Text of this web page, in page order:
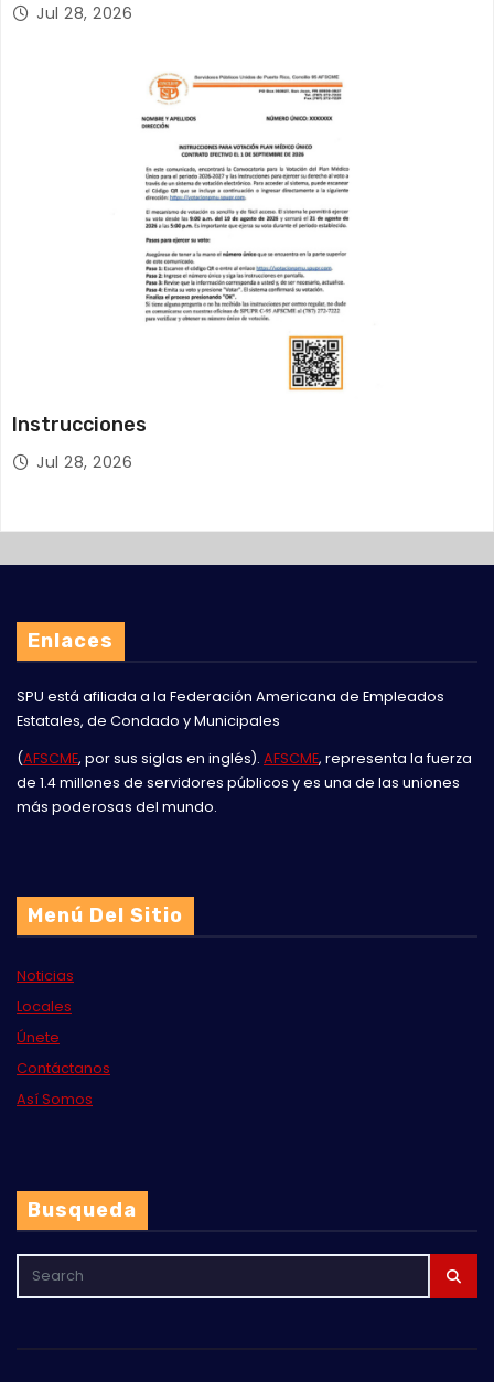
Jul 28, 2026
Instrucciones
Jul 28, 2026
Enlaces
SPU está afiliada a la Federación Americana de Empleados
Estatales, de Condado y Municipales
(AFSCME, por sus siglas en inglés). AFSCME, representa la fuerza
de 1.4 millones de servidores públicos y es una de las uniones
más poderosas del mundo.
Menú Del Sitio
Noticias
Locales
Únete
Contáctanos
Así Somos
Busqueda